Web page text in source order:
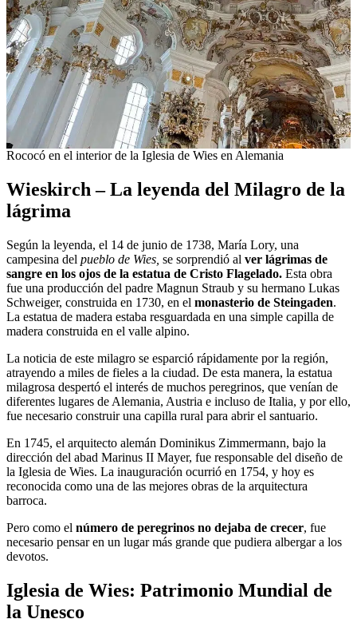
Rococó en el interior de la Iglesia de Wies en Alemania
Wieskirch – La leyenda del Milagro de la
lágrima
Según la leyenda, el 14 de junio de 1738, María Lory, una
campesina del pueblo de Wies, se sorprendió al ver lágrimas de
sangre en los ojos de la estatua de Cristo Flagelado. Esta obra
fue una producción del padre Magnun Straub y su hermano Lukas
Schweiger, construida en 1730, en el monasterio de Steingaden.
La estatua de madera estaba resguardada en una simple capilla de
madera construida en el valle alpino.
La noticia de este milagro se esparció rápidamente por la región,
atrayendo a miles de fieles a la ciudad. De esta manera, la estatua
milagrosa despertó el interés de muchos peregrinos, que venían de
diferentes lugares de Alemania, Austria e incluso de Italia, y por ello,
fue necesario construir una capilla rural para abrir el santuario.
En 1745, el arquitecto alemán Dominikus Zimmermann, bajo la
dirección del abad Marinus II Mayer, fue responsable del diseño de
la Iglesia de Wies. La inauguración ocurrió en 1754, y hoy es
reconocida como una de las mejores obras de la arquitectura
barroca.
Pero como el número de peregrinos no dejaba de crecer, fue
necesario pensar en un lugar más grande que pudiera albergar a los
devotos.
Iglesia de Wies: Patrimonio Mundial de
la Unesco